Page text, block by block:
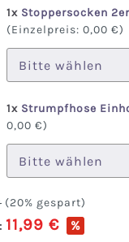
1x Stoppersocken
(Einzelpreis: 0,00 €)
1x Strumpfhose
0,00 €)
(20% gespart)
11,99 € %